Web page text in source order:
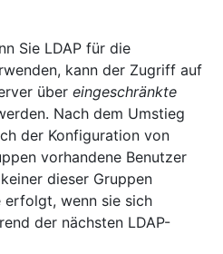
Sie LDAP für die
kann der Zugriff auf
über eingeschränkte
Nach dem Umstieg
der Konfiguration von
vorhandene Benutzer
dieser Gruppen
erfolgt, wenn sie sich
der nächsten LDAP-